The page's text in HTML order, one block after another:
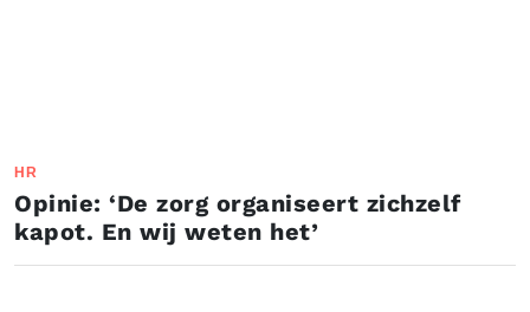
HR
Opinie: ‘De zorg organiseert zichzelf
kapot. En wij weten het’